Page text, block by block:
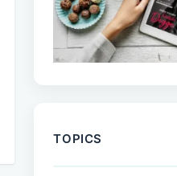
TOPICS